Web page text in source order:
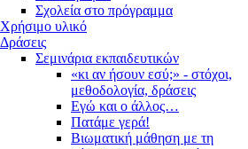
Σχολεία στο πρόγραμμα
Χρήσιμο υλικό
Δράσεις
Σεμινάρια εκπαιδευτικών
«κι αν ήσουν εσύ;» - στόχοι,
μεθοδολογία, δράσεις
Εγώ και ο άλλος…
Πατάμε γερά!
Βιωματική μάθηση με τη